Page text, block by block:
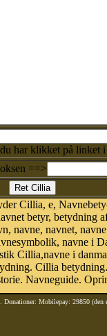
har klikket på linket
==>
Cillia, e,
betyr, betydning
navne, navnet,
navne i
Cillia,navne i
Cillia
Navneguide.
Donationer: Mobilepay: 29850